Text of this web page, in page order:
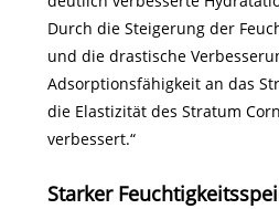
Durch die Steigerung der
und die drastische
Adsorptionsfähigkeit an das
die Elastizität des Stratum
verbessert.“
Starker